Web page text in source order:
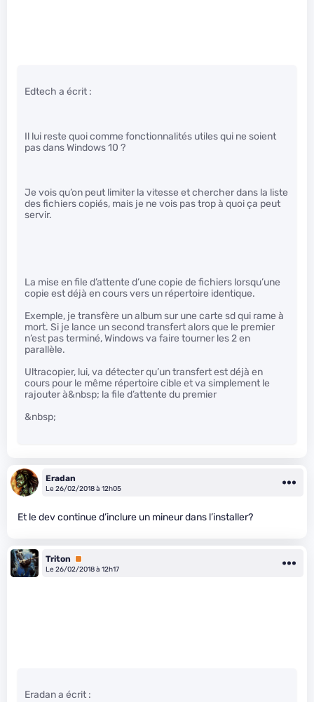
Edtech a écrit :
Il lui reste quoi comme fonctionnalités utiles qui ne soient
pas dans Windows 10 ?
Je vois qu’on peut limiter la vitesse et chercher dans la liste
des fichiers copiés, mais je ne vois pas trop à quoi ça peut
servir.
La mise en file d’attente d’une copie de fichiers lorsqu’une
copie est déjà en cours vers un répertoire identique.
Exemple, je transfère un album sur une carte sd qui rame à
mort. Si je lance un second transfert alors que le premier
n’est pas terminé, Windows va faire tourner les 2 en
parallèle.
Ultracopier, lui, va détecter qu’un transfert est déjà en
cours pour le même répertoire cible et va simplement le
rajouter à&nbsp; la file d’attente du premier
&nbsp;
Eradan
Le 26/02/2018 à 12h05
Et le dev continue d’inclure un mineur dans l’installer?
Triton
Premium
Le 26/02/2018 à 12h17
Eradan a écrit :